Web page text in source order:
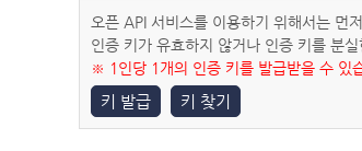
오픈 API 서비스를 이용하기 위해서는 먼
인증 키가 유효하지 않거나 인증 키를 분
※ 1인당 1개의 인증 키를 발급받을 수 있
키 발급 키 찾기